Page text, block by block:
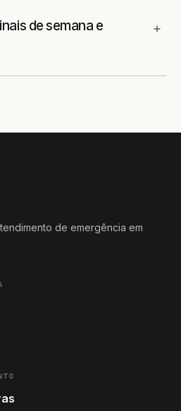
de semana e
de emergência em